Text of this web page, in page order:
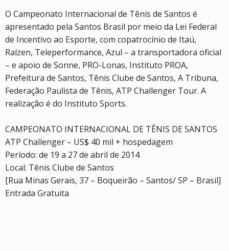
O Campeonato Internacional de Tênis de Santos é
apresentado pela Santos Brasil por meio da Lei Federal
de Incentivo ao Esporte, com copatrocínio de Itaú,
Raízen, Teleperformance, Azul – a transportadora oficial
– e apoio de Sonne, PRO-Lonas, Instituto PROA,
Prefeitura de Santos, Tênis Clube de Santos, A Tribuna,
Federação Paulista de Tênis, ATP Challenger Tour. A
realização é do Instituto Sports.
CAMPEONATO INTERNACIONAL DE TÊNIS DE SANTOS
ATP Challenger – US$ 40 mil + hospedagem
Período: de 19 a 27 de abril de 2014
Local: Tênis Clube de Santos
[Rua Minas Gerais, 37 – Boqueirão – Santos/ SP – Brasil]
Entrada Gratuita